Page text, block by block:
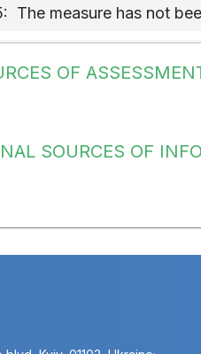
The measure has not
Implementation of the
OF
SOURCES OF